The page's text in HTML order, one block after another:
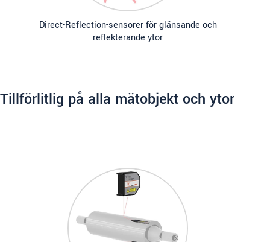
Direct-Reflection-sensorer för glänsande och
reflekterande ytor
Tillförlitlig på alla mätobjekt och ytor